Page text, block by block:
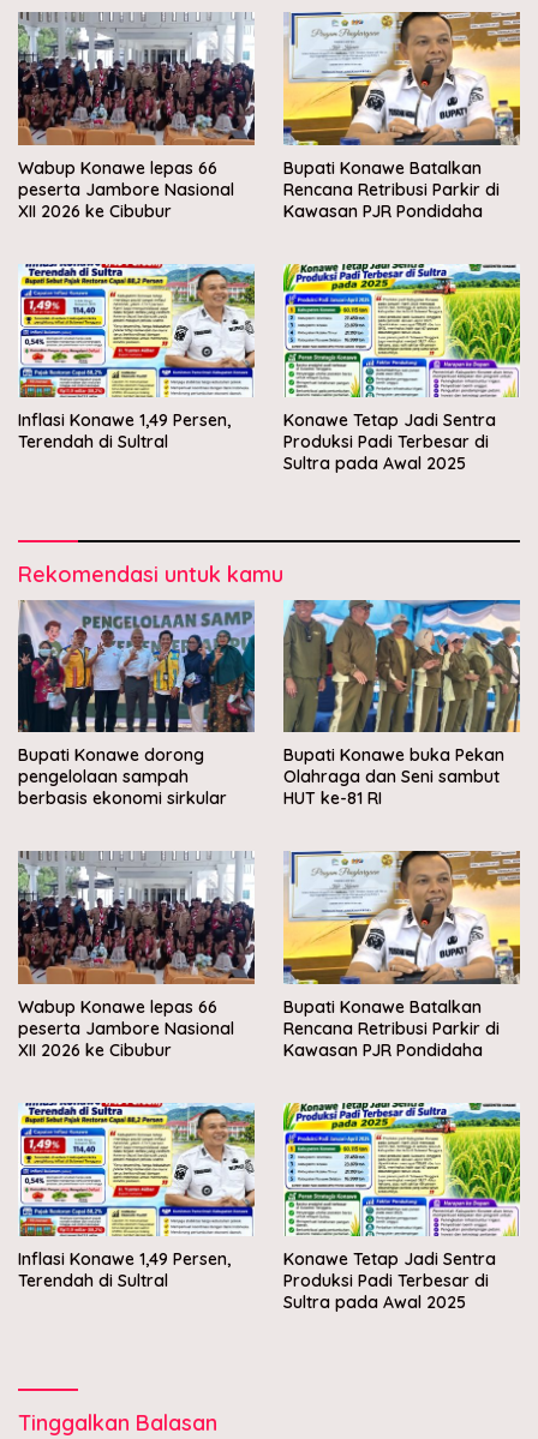
Wabup Konawe lepas 66
peserta Jambore Nasional
XII 2026 ke Cibubur
Bupati Konawe Batalkan
Rencana Retribusi Parkir di
Kawasan PJR Pondidaha
Inflasi Konawe 1,49 Persen,
Terendah di Sultral
Konawe Tetap Jadi Sentra
Produksi Padi Terbesar di
Sultra pada Awal 2025
Rekomendasi untuk kamu
Bupati Konawe dorong
pengelolaan sampah
berbasis ekonomi sirkular
Bupati Konawe buka Pekan
Olahraga dan Seni sambut
HUT ke-81 RI
Wabup Konawe lepas 66
peserta Jambore Nasional
XII 2026 ke Cibubur
Bupati Konawe Batalkan
Rencana Retribusi Parkir di
Kawasan PJR Pondidaha
Inflasi Konawe 1,49 Persen,
Terendah di Sultral
Konawe Tetap Jadi Sentra
Produksi Padi Terbesar di
Sultra pada Awal 2025
Tinggalkan Balasan